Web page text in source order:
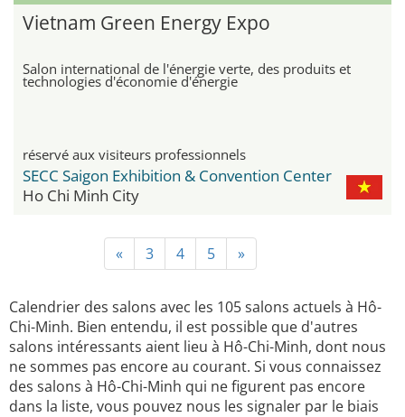
Vietnam Green Energy Expo
Salon international de l'énergie verte, des produits et
technologies d'économie d'énergie
réservé aux visiteurs professionnels
SECC Saigon Exhibition & Convention Center
Ho Chi Minh City
« 3 4 5 »
Calendrier des salons avec les 105 salons actuels à Hô-
Chi-Minh. Bien entendu, il est possible que d'autres
salons intéressants aient lieu à Hô-Chi-Minh, dont nous
ne sommes pas encore au courant. Si vous connaissez
des salons à Hô-Chi-Minh qui ne figurent pas encore
dans la liste, vous pouvez nous les signaler par le biais